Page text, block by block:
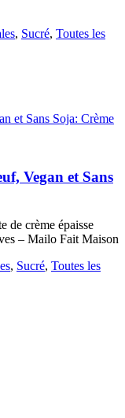
, Sucré, Toutes les
Vegan et Sans
de crème épaisse
– Mailo Fait Maison
, Sucré, Toutes les